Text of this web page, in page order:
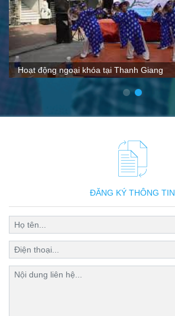
VTC nói gì về Thanh Giang
ĐĂNG KÝ THÔNG TIN